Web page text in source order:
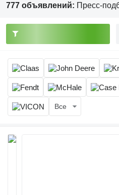
777 объявлений: Пресс-
Все